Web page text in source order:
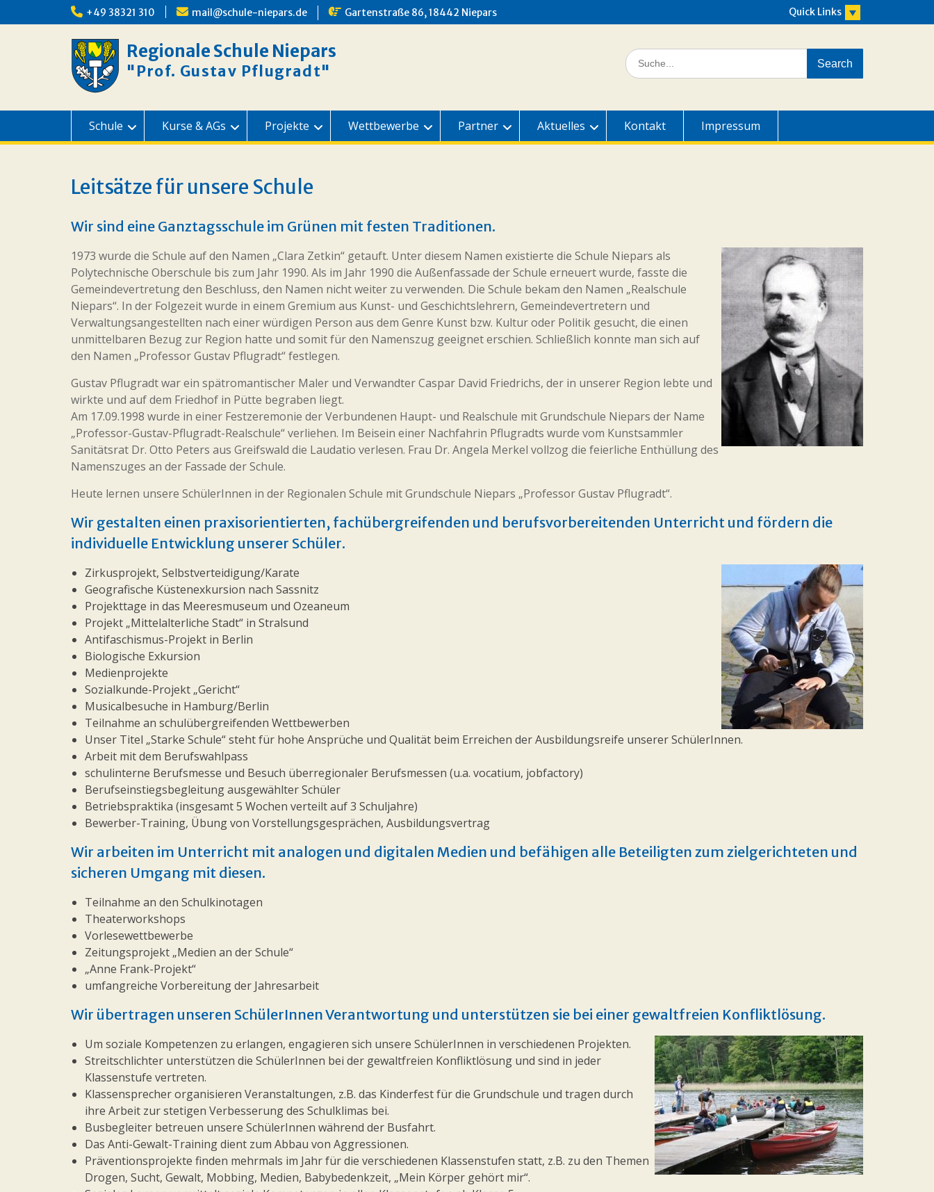
to
+49 38321 310 mail@schule-niepars.de Gartenstraße 86, 18442 Niepars Quick Links
Regionale Schule Niepars
"Prof. Gustav Pflugradt"
Search
for:
Schule Kurse & AGs Projekte Wettbewerbe Partner Aktuelles Kontakt Impressum
Leitsätze für unsere Schule
Wir sind eine Ganztagsschule im Grünen mit festen Traditionen.
1973 wurde die Schule auf den Namen „Clara Zetkin“ getauft. Unter diesem Namen existierte die Schule Niepars als
Polytechnische Oberschule bis zum Jahr 1990. Als im Jahr 1990 die Außenfassade der Schule erneuert wurde, fasste die
Gemeindevertretung den Beschluss, den Namen nicht weiter zu verwenden. Die Schule bekam den Namen „Realschule
Niepars“. In der Folgezeit wurde in einem Gremium aus Kunst- und Geschichtslehrern, Gemeindevertretern und
Verwaltungsangestellten nach einer würdigen Person aus dem Genre Kunst bzw. Kultur oder Politik gesucht, die einen
unmittelbaren Bezug zur Region hatte und somit für den Namenszug geeignet erschien. Schließlich konnte man sich auf
den Namen „Professor Gustav Pflugradt“ festlegen.
Gustav Pflugradt war ein spätromantischer Maler und Verwandter Caspar David Friedrichs, der in unserer Region lebte und
wirkte und auf dem Friedhof in Pütte begraben liegt.
Am 17.09.1998 wurde in einer Festzeremonie der Verbundenen Haupt- und Realschule mit Grundschule Niepars der Name
„Professor-Gustav-Pflugradt-Realschule“ verliehen. Im Beisein einer Nachfahrin Pflugradts wurde vom Kunstsammler
Sanitätsrat Dr. Otto Peters aus Greifswald die Laudatio verlesen. Frau Dr. Angela Merkel vollzog die feierliche Enthüllung des
Namenszuges an der Fassade der Schule.
Heute lernen unsere SchülerInnen in der Regionalen Schule mit Grundschule Niepars „Professor Gustav Pflugradt“.
Wir gestalten einen praxisorientierten, fachübergreifenden und berufsvorbereitenden Unterricht und fördern die
individuelle Entwicklung unserer Schüler.
Zirkusprojekt, Selbstverteidigung/Karate
Geografische Küstenexkursion nach Sassnitz
Projekttage in das Meeresmuseum und Ozeaneum
Projekt „Mittelalterliche Stadt“ in Stralsund
Antifaschismus-Projekt in Berlin
Biologische Exkursion
Medienprojekte
Sozialkunde-Projekt „Gericht“
Musicalbesuche in Hamburg/Berlin
Teilnahme an schulübergreifenden Wettbewerben
Unser Titel „Starke Schule“ steht für hohe Ansprüche und Qualität beim Erreichen der Ausbildungsreife unserer SchülerInnen.
Arbeit mit dem Berufswahlpass
schulinterne Berufsmesse und Besuch überregionaler Berufsmessen (u.a. vocatium, jobfactory)
Berufseinstiegsbegleitung ausgewählter Schüler
Betriebspraktika (insgesamt 5 Wochen verteilt auf 3 Schuljahre)
Bewerber-Training, Übung von Vorstellungsgesprächen, Ausbildungsvertrag
Wir arbeiten im Unterricht mit analogen und digitalen Medien und befähigen alle Beteiligten zum zielgerichteten und
sicheren Umgang mit diesen.
Teilnahme an den Schulkinotagen
Theaterworkshops
Vorlesewettbewerbe
Zeitungsprojekt „Medien an der Schule“
„Anne Frank-Projekt“
umfangreiche Vorbereitung der Jahresarbeit
Wir übertragen unseren SchülerInnen Verantwortung und unterstützen sie bei einer gewaltfreien Konfliktlösung.
Um soziale Kompetenzen zu erlangen, engagieren sich unsere SchülerInnen in verschiedenen Projekten.
Streitschlichter unterstützen die SchülerInnen bei der gewaltfreien Konfliktlösung und sind in jeder
Klassenstufe vertreten.
Klassensprecher organisieren Veranstaltungen, z.B. das Kinderfest für die Grundschule und tragen durch
ihre Arbeit zur stetigen Verbesserung des Schulklimas bei.
Busbegleiter betreuen unsere SchülerInnen während der Busfahrt.
Das Anti-Gewalt-Training dient zum Abbau von Aggressionen.
Präventionsprojekte finden mehrmals im Jahr für die verschiedenen Klassenstufen statt, z.B. zu den Themen
Drogen, Sucht, Gewalt, Mobbing, Medien, Babybedenkzeit, „Mein Körper gehört mir“.